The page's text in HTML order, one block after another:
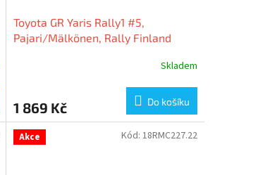
Toyota GR Yaris Rally1 #5,
Pajari/Mälkönen, Rally Finland
Skladem
1 869 Kč Do košíku
Akce Kód: 18RMC227.22